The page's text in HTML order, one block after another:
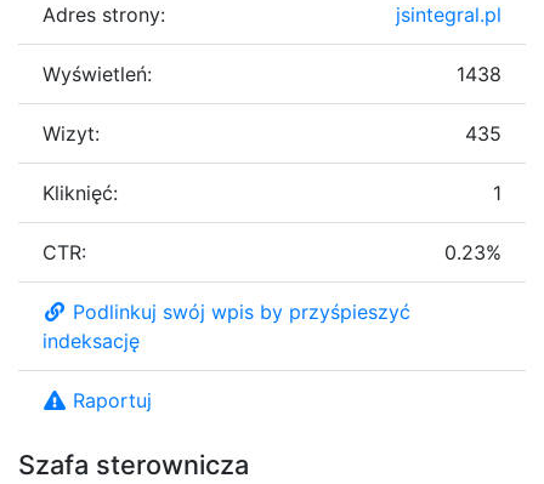
Szafa sterownicza
Adres strony: jsintegral.pl
Wyświetleń: 1438
Wizyt: 435
Kliknięć: 1
CTR: 0.23%
Podlinkuj swój wpis by przyśpieszyć
indeksację
Raportuj